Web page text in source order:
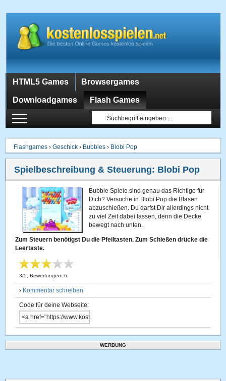
HTML5 Games Browsergames
Downloadgames Flash Games
Flashgames ›Geschick › Bubbles › Blobi Pop
Spielbeschreibung & Steuerung: Blobi Pop
Bubble Spiele sind genau das Richtige für
Dich? Versuche in Blobi Pop die Blasen
abzuschießen. Du darfst Dir allerdings nicht
zu viel Zeit dabei lassen, denn die Decke
bewegt nach unten.
Zum Steuern benötigst Du die Pfeiltasten. Zum Schießen drücke die
Leertaste.
3/5 , Bewertungen:6
› Kommentar schreiben
Code für deine Webseite:
WERBUNG